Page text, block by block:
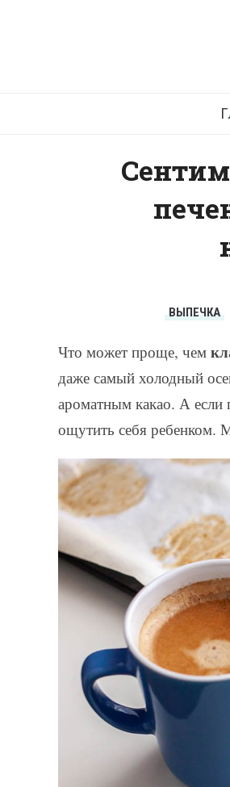
ВЫПЕЧКА
Что может проще, чем
даже самый холодный
ароматным какао. А если
ощутить себя ребенком.